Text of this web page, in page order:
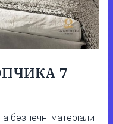
7
безпечні матеріали